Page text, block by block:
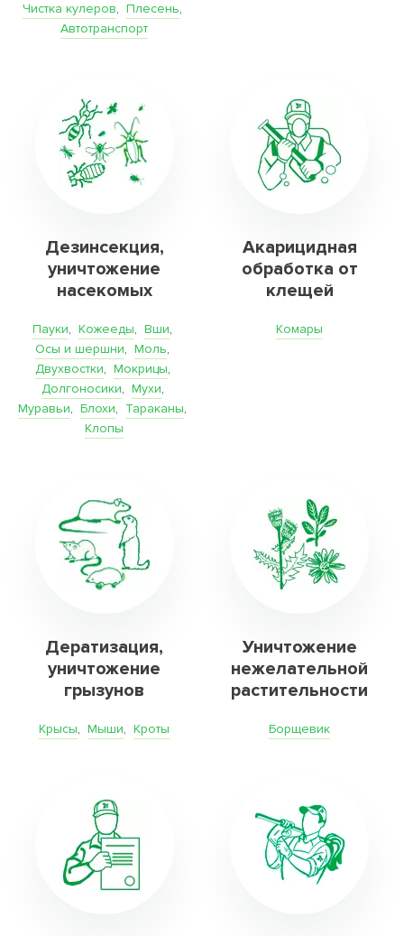
Чистка кулеров, Плесень,
Автотранспорт
Дезинсекция,
уничтожение
насекомых
Пауки, Кожееды, Вши,
Осы и шершни, Моль,
Двухвостки, Мокрицы,
Долгоносики, Мухи,
Муравьи, Блохи, Тараканы,
Клопы
Акарицидная
обработка от
клещей
Комары
Дератизация,
уничтожение
грызунов
Крысы, Мыши, Кроты
Уничтожение
нежелательной
растительности
Борщевик